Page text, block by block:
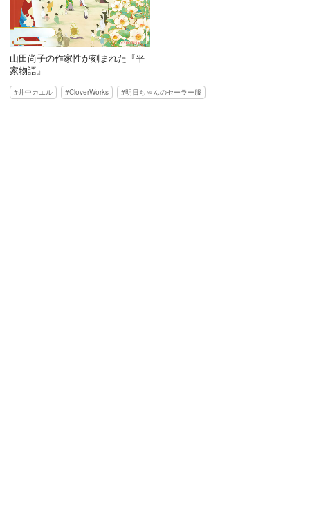
山田尚子の作家性が刻まれた『平
家物語』
井中カエル CloverWorks 明日ちゃんのセーラー服